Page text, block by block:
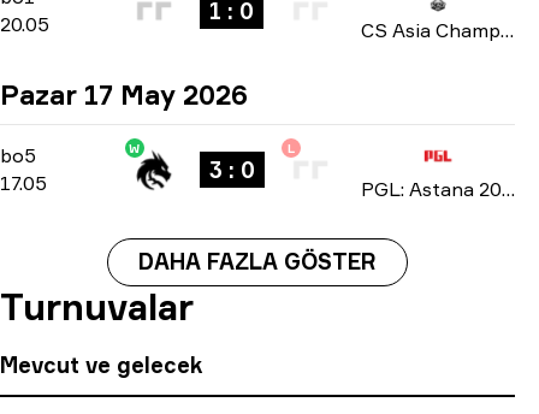
20.05
1 : 0
CS Asia Championships 2026
Pazar 17 May 2026
bo5 -bo5
17.05
W
3 : 0
L
PGL: Astana 2026
DAHA FAZLA GÖSTER
Turnuvalar
Mevcut ve gelecek